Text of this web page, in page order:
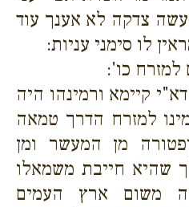
צדקה לא אענך עוד
לו סימני עניות:
למזרח כו':
קיימא ורמינהו היה
למזרח הדרך טמאה
מן המעשר ומן
שהיא חייבת משמאלו
משום ארץ העמים